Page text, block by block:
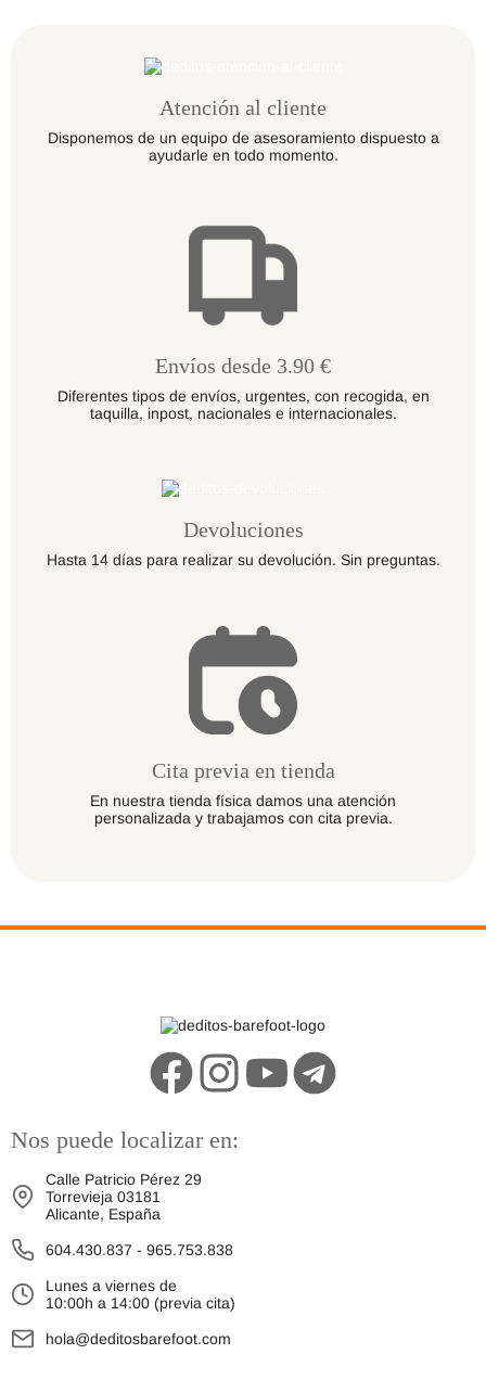
Atención al cliente
Disponemos de un equipo de asesoramiento dispuesto a
ayudarle en todo momento.
Envíos desde 3.90 €
Diferentes tipos de envíos, urgentes, con recogida, en
taquilla, inpost, nacionales e internacionales.
Devoluciones
Hasta 14 días para realizar su devolución. Sin preguntas.
Cita previa en tienda
En nuestra tienda física damos una atención
personalizada y trabajamos con cita previa.
Nos puede localizar en:
Calle Patricio Pérez 29
Torrevieja 03181
Alicante, España
604.430.837 - 965.753.838
Lunes a viernes de
10:00h a 14:00 (previa cita)
hola@deditosbarefoot.com